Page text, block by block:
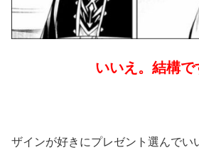
いいえ。結構で
ザインが好きにプレゼント選んでい